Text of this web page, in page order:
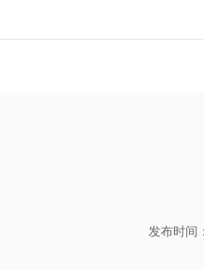
发布时间